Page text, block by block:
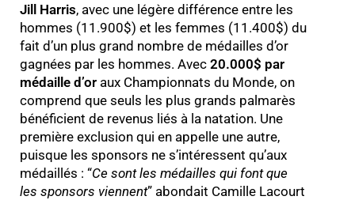
Jill Harris, avec une légère différence entre les
hommes (11.900$) et les femmes (11.400$) du
fait d’un plus grand nombre de médailles d’or
gagnées par les hommes. Avec 20.000$ par
médaille d’oraux Championnats du Monde, on
comprend que seuls les plus grands palmarès
bénéficient de revenus liés à la natation. Une
première exclusion qui en appelle une autre,
puisque les sponsors ne s’intéressent qu’aux
médaillés : “Ce sont les médailles qui font que
les sponsors viennent” abondait Camille Lacourt